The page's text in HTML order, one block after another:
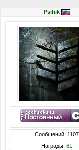
Psihik
Сообщений: 1107
Награды: 61